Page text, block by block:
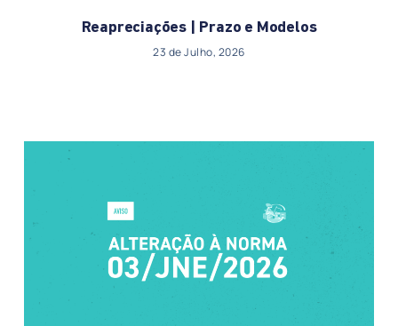
Reapreciações | Prazo e Modelos
23 de Julho, 2026